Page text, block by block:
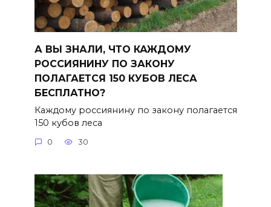
А ВЫ ЗНАЛИ, ЧТО КАЖДОМУ
РОССИЯНИНУ ПО ЗАКОНУ
ПОЛАГАЕТСЯ 150 КУБОВ ЛЕСА
БЕСПЛАТНО?
Каждому россиянину по закону полагается
150 кубов леса
0 30